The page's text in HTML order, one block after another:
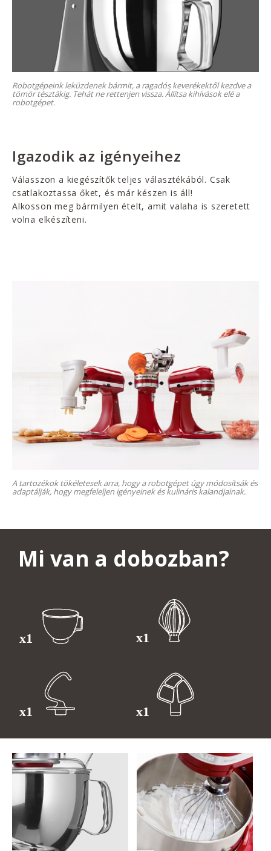
Robotgépeink leküzdenek bármit, a ragadós keverékektől kezdve a
tömör tésztákig. Tehát ne rettenjen vissza. Állítsa kihívások elé a
robotgépet.
Igazodik az igényeihez
Válasszon a kiegészítők teljes választékából. Csak
csatlakoztassa őket, és már készen is áll!
Alkosson meg bármilyen ételt, amit valaha is szeretett
volna elkészíteni.
A tartozékok tökéletesek arra, hogy a robotgépet úgy módosítsák és
adaptálják, hogy megfeleljen igényeinek és kulináris kalandjainak.
Mi van a dobozban?